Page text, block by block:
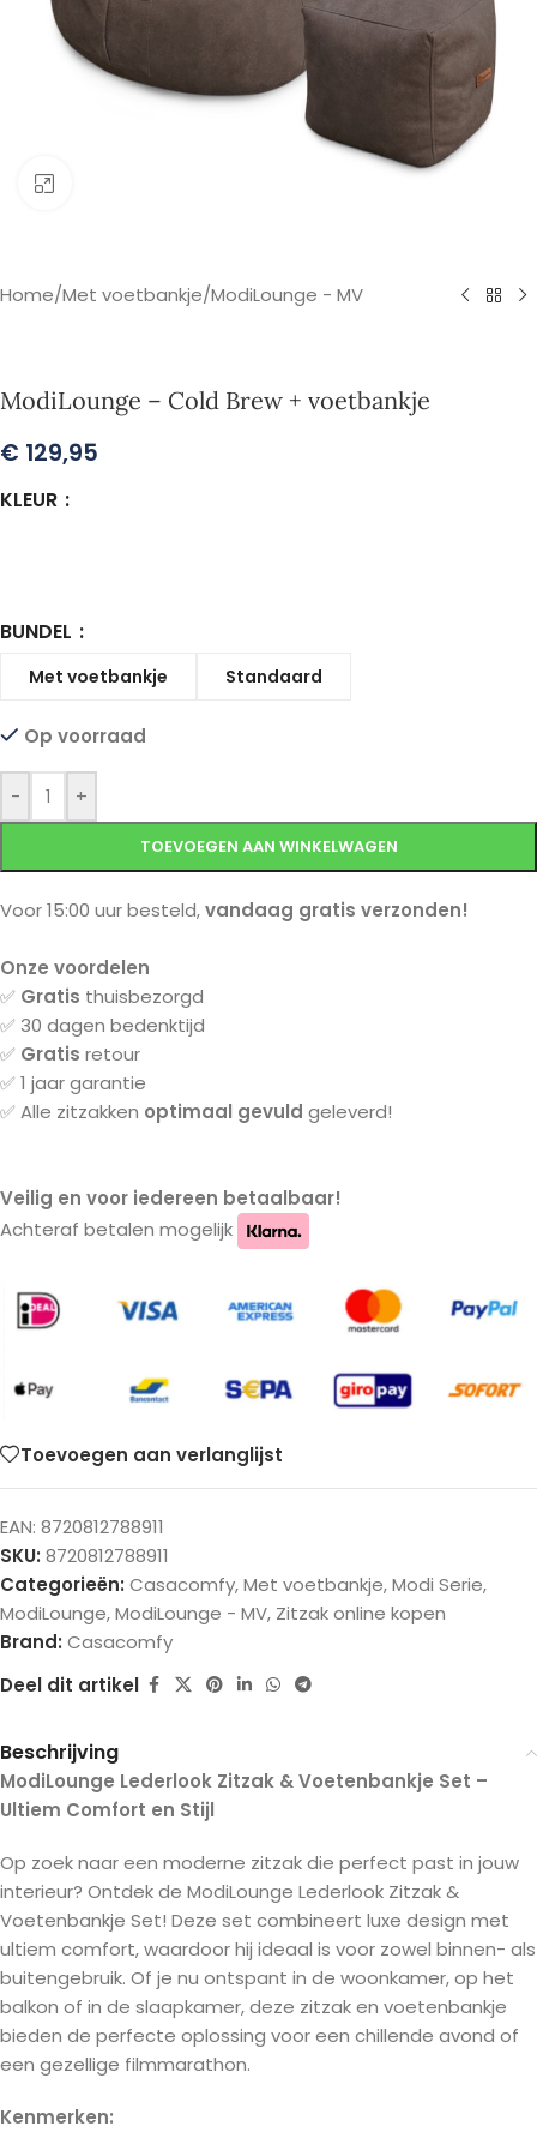
Home/Met voetbankje/ModiLounge - MV
ModiLounge – Cold Brew + voetbankje
€ 129,95
KLEUR
BUNDEL
Met voetbankje Standaard
Op voorraad
- +
TOEVOEGEN AAN WINKELWAGEN
Voor 15:00 uur besteld,vandaag gratis verzonden!
Onze voordelen
✅ Gratis thuisbezorgd
✅ 30 dagen bedenktijd
✅ Gratis retour
✅ 1 jaar garantie
✅ Alle zitzakken optimaal gevuld geleverd!
Veilig en voor iedereen betaalbaar!
Achteraf betalen mogelijk
Toevoegen aan verlanglijst
EAN: 8720812788911
SKU: 8720812788911
Categorieën: Casacomfy,Met voetbankje,Modi Serie,
ModiLounge,ModiLounge - MV, Zitzak online kopen
Brand: Casacomfy
Deel dit artikel
Beschrijving
ModiLounge Lederlook Zitzak & Voetenbankje Set –
Ultiem Comfort en Stijl
Op zoek naar een moderne zitzak die perfect past in jouw
interieur? Ontdek de ModiLounge Lederlook Zitzak &
Voetenbankje Set! Deze set combineert luxe design met
ultiem comfort, waardoor hij ideaal is voor zowel binnen- als
buitengebruik. Of je nu ontspant in de woonkamer, op het
balkon of in de slaapkamer, deze zitzak en voetenbankje
bieden de perfecte oplossing voor een chillende avond of
een gezellige filmmarathon.
Kenmerken: